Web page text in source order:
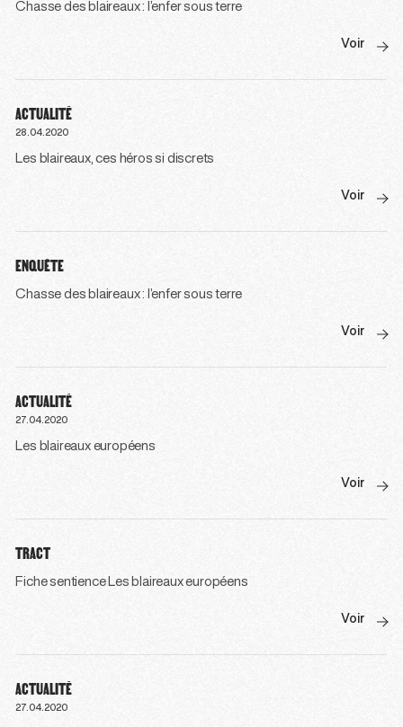
Chasse des blaireaux : l’enfer sous terre
Voir
ACTUALITÉ
28.04.2020
Les blaireaux, ces héros si discrets
Voir
ENQUÊTE
Chasse des blaireaux : l’enfer sous terre
Voir
ACTUALITÉ
27.04.2020
Les blaireaux européens
Voir
TRACT
Fiche sentience Les blaireaux européens
Voir
ACTUALITÉ
27.04.2020